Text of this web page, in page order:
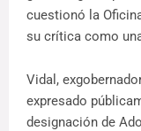
cuestionó la
su crítica como
Vidal,
expresado
designación de